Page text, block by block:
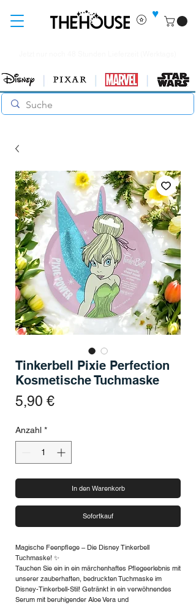
♥
Tinkerbell Pixie Perfection
Kosmetische Tuchmaske
5,90 €Preis
Anzahl *
In den Warenkorb
Sofortkauf
Magische Feenpflege – Die Disney Tinkerbell
Tuchmaske! ✨
Tauchen Sie ein in ein märchenhaftes Pflegeerlebnis mit
unserer zauberhaften, bedruckten Tuchmaske im
Disney-Tinkerbell-Stil! Getränkt in ein verwöhnendes
Serum mit beruhigender Aloe Vera und